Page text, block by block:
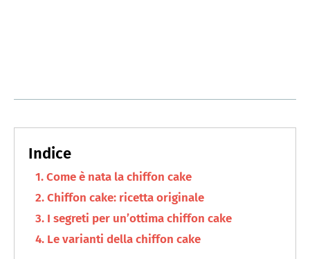
Come è nata la chiffon cake
Chiffon cake: ricetta originale
I segreti per un’ottima chiffon cake
Le varianti della chiffon cake